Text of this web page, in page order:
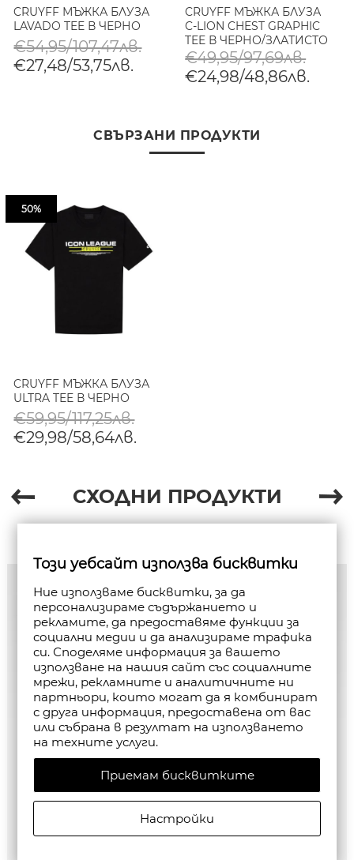
CRUYFF МЪЖКА БЛУЗА
LAVADO TEE В ЧЕРНО
€54,95/107,47лв.
€27,48/53,75лв.
CRUYFF МЪЖКА БЛУЗА
C-LION CHEST GRAPHIC
TEE В ЧЕРНО/ЗЛАТИСТО
€49,95/97,69лв.
€24,98/48,86лв.
СВЪРЗАНИ ПРОДУКТИ
50%
CRUYFF МЪЖКА БЛУЗА
ULTRA TEE В ЧЕРНО
€59,95/117,25лв.
€29,98/58,64лв.
СХОДНИ ПРОДУКТИ
Този уебсайт използва бисквитки
Ние използваме бисквитки, за да
персонализираме съдържанието и
рекламите, да предоставяме функции за
социални медии и да анализираме трафика
си. Споделяме информация за вашето
използване на нашия сайт със социалните
мрежи, рекламните и аналитичните ни
партньори, които могат да я комбинират
с друга информация, предоставена от вас
или събрана в резултат на използването
на техните услуги.
Приемам бисквитките
Настройки